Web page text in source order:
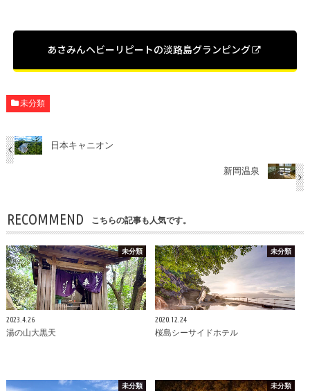
あさみんヘビーリピートの淡路島グランピング
未分類
日本キャニオン
新岡温泉
RECOMMEND こちらの記事も人気です。
未分類
2023.4.26
湯の山大黒天
未分類
2020.12.24
桜島シーサイドホテル
未分類 未分類